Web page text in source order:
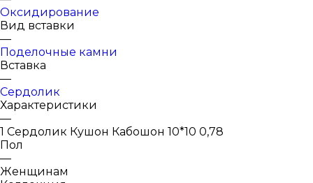
Оксидирование
Вид вставки
—
Поделочные камни
Вставка
—
Сердолик
Характеристики
—
1 Сердолик Кушон Кабошон 10*10 0,78
Пол
—
Женщинам